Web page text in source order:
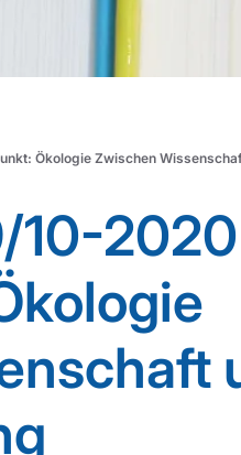
Ökologie Zwischen
10-2020